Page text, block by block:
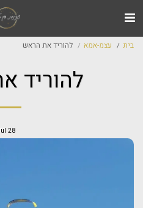
בית עצמ-אמא להוריד את הראש
להוריד
28